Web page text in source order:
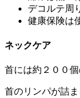
デコルテ周
健康保険は
ネックケア
首には約２００個
首のリンパが詰